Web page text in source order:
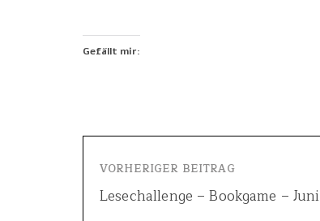
Gefällt mir:
VORHERIGER BEITRAG
Lesechallenge – Bookgame – Juni